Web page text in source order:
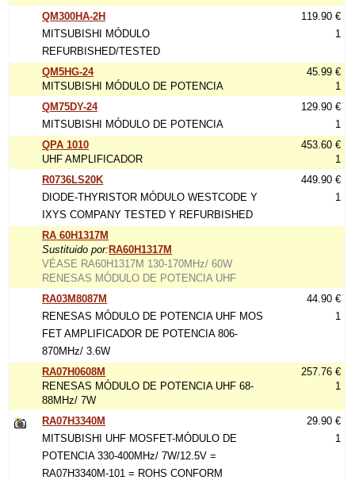
QM300HA-2H
MITSUBISHI MÓDULO
REFURBISHED/TESTED
119.90 €
1
QM5HG-24
MITSUBISHI MÓDULO DE POTENCIA
45.99 €
1
QM75DY-24
MITSUBISHI MÓDULO DE POTENCIA
129.90 €
1
QPA 1010
UHF AMPLIFICADOR
453.60 €
1
R0736LS20K
DIODE-THYRISTOR MÓDULO WESTCODE Y
IXYS COMPANY TESTED Y REFURBISHED
449.90 €
1
RA 60H1317M
Sustituido por: RA60H1317M
VÉASE RA60H1317M 130-170MHz/ 60W
RENESAS MÓDULO DE POTENCIA UHF
RA03M8087M
RENESAS MÓDULO DE POTENCIA UHF MOS
FET AMPLIFICADOR DE POTENCIA 806-
870MHz/ 3.6W
44.90 €
1
RA07H0608M
RENESAS MÓDULO DE POTENCIA UHF 68-
88MHz/ 7W
257.76 €
1
RA07H3340M
MITSUBISHI UHF MOSFET-MÓDULO DE
POTENCIA 330-400MHz/ 7W/12.5V =
RA07H3340M-101 = ROHS CONFORM
29.90 €
1